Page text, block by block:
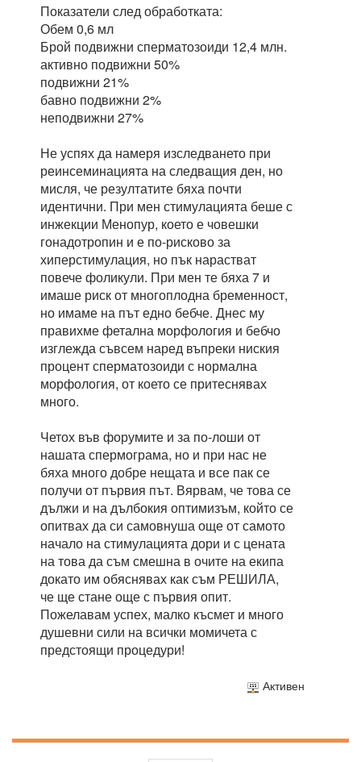
Показатели след обработката:
Обем 0,6 мл
Брой подвижни сперматозоиди 12,4 млн.
активно подвижни 50%
подвижни 21%
бавно подвижни 2%
неподвижни 27%
Не успях да намеря изследването при
реинсеминацията на следващия ден, но
мисля, че резултатите бяха почти
идентични. При мен стимулацията беше с
инжекции Менопур, което е човешки
гонадотропин и е по-рисково за
хиперстимулация, но пък нарастват
повече фоликули. При мен те бяха 7 и
имаше риск от многоплодна бременност,
но имаме на път едно бебче. Днес му
правихме фетална морфология и бебчо
изглежда съвсем наред въпреки ниския
процент сперматозоиди с нормална
морфология, от което се притеснявах
много.
Четох във форумите и за по-лоши от
нашата спермограма, но и при нас не
бяха много добре нещата и все пак се
получи от първия път. Вярвам, че това се
дължи и на дълбокия оптимизъм, който се
опитвах да си самовнуша още от самото
начало на стимулацията дори и с цената
на това да съм смешна в очите на екипа
докато им обяснявах как съм РЕШИЛА,
че ще стане още с първия опит.
Пожелавам успех, малко късмет и много
душевни сили на всички момичета с
предстоящи процедури!
Активен